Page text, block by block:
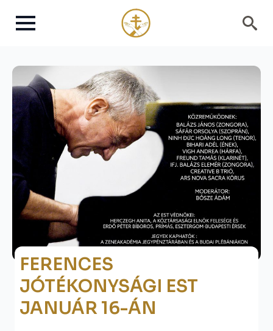
FERENCES
JÓTÉKONYSÁGI EST
JANUÁR 16-ÁN